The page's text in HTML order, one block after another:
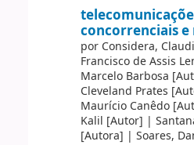
concorrenciais
por Considera,
Francisco de Assis
Marcelo Barbosa
Cleveland Prates
Maurício Canêdo
Kalil [Autor] |
[Autora] | Soares,